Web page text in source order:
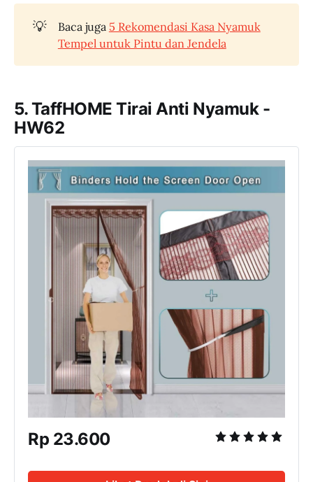
💡 Baca juga 5 Rekomendasi Kasa Nyamuk
Tempel untuk Pintu dan Jendela
5. TaffHOME Tirai Anti Nyamuk -
HW62
Rp 23.600